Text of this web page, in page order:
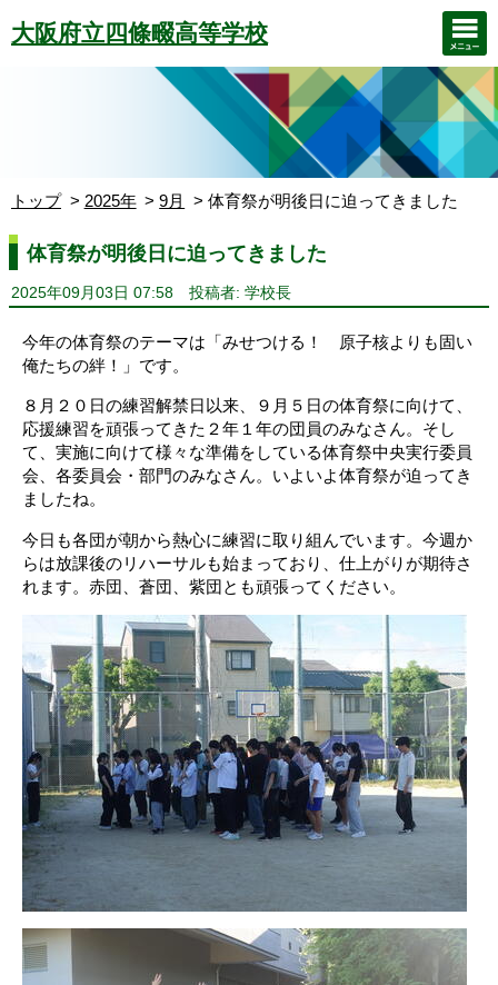
大阪府立四條畷高等学校
トップ 2025年 9月 体育祭が明後日に迫ってきました
体育祭が明後日に迫ってきました
2025年09月03日 07:58 投稿者: 学校長
今年の体育祭のテーマは「みせつける！ 原子核よりも固い
俺たちの絆！」です。
８月２０日の練習解禁日以来、９月５日の体育祭に向けて、
応援練習を頑張ってきた２年１年の団員のみなさん。そし
て、実施に向けて様々な準備をしている体育祭中央実行委員
会、各委員会・部門のみなさん。いよいよ体育祭が迫ってき
ましたね。
今日も各団が朝から熱心に練習に取り組んでいます。今週か
らは放課後のリハーサルも始まっており、仕上がりが期待さ
れます。赤団、蒼団、紫団とも頑張ってください。